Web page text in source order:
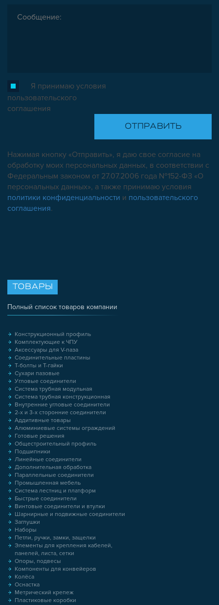
Я принимаю условия
пользовательского
соглашения
Нажимая кнопку «Отправить», я даю свое согласие на
обработку моих персональных данных, в соответствии с
Федеральным законом от 27.07.2006 года №152-ФЗ «О
персональных данных», а также принимаю условия
политики конфиденциальности и пользовательского
соглашения.
ТОВАРЫ
Полный список товаров компании
Конструкционный профиль
Комплектующие к ЧПУ
Аксессуары для V-паза
Соединительные пластины
Т-болты и Т-гайки
Сухари пазовые
Угловые соединители
Система трубная модульная
Система трубная конструкционная
Внутренние угловые соединители
2-х и 3-х сторонние соединители
Аддитивные товары
Алюминиевые системы ограждений
Готовые решения
Общестроительный профиль
Подшипники
Линейные соединители
Дополнительная обработка
Параллельные соединители
Промышленная мебель
Система лестниц и платформ
Быстрые соединители
Винтовые соединители и втулки
Шарнирные и подвижные соединители
Заглушки
Наборы
Петли, ручки, замки, защелки
Элементы для крепления кабелей,
панелей, листа, сетки
Опоры, подвесы
Компоненты для конвейеров
Колёса
Оснастка
Метрический крепеж
Пластиковые коробки